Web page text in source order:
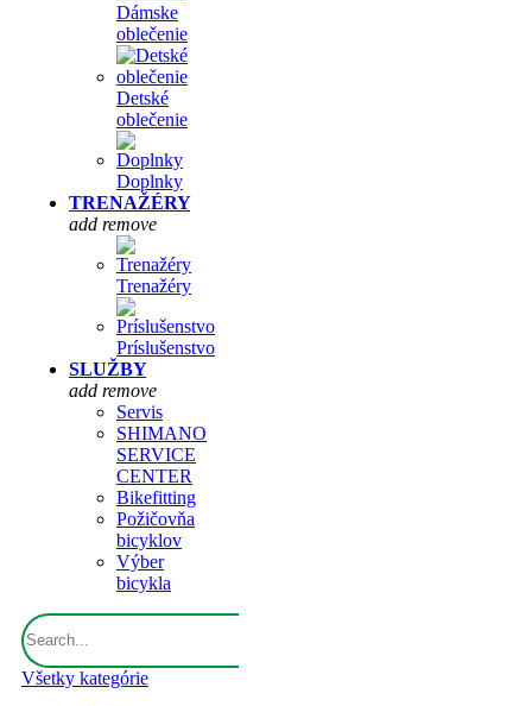
Dámske
oblečenie
Detské
oblečenie
Doplnky
TRENAŽÉRY
add remove
Trenažéry
Príslušenstvo
SLUŽBY
add remove
Servis
SHIMANO
SERVICE
CENTER
Bikefitting
Požičovňa
bicyklov
Výber
bicykla
Všetky kategórie